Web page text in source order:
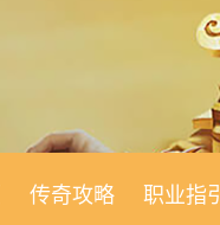
传奇攻略 职业指引